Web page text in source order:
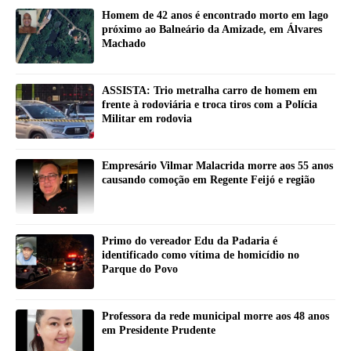
Homem de 42 anos é encontrado morto em lago
próximo ao Balneário da Amizade, em Álvares
Machado
ASSISTA: Trio metralha carro de homem em
frente à rodoviária e troca tiros com a Polícia
Militar em rodovia
Empresário Vilmar Malacrida morre aos 55 anos
causando comoção em Regente Feijó e região
Primo do vereador Edu da Padaria é
identificado como vítima de homicídio no
Parque do Povo
Professora da rede municipal morre aos 48 anos
em Presidente Prudente